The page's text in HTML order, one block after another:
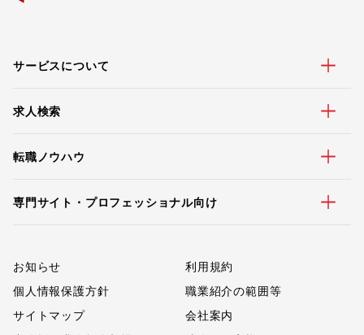
サービスについて
求人検索
転職ノウハウ
専門サイト・プロフェッショナル向け
お知らせ
利用規約
個人情報保護方針
職業紹介の範囲等
サイトマップ
会社案内